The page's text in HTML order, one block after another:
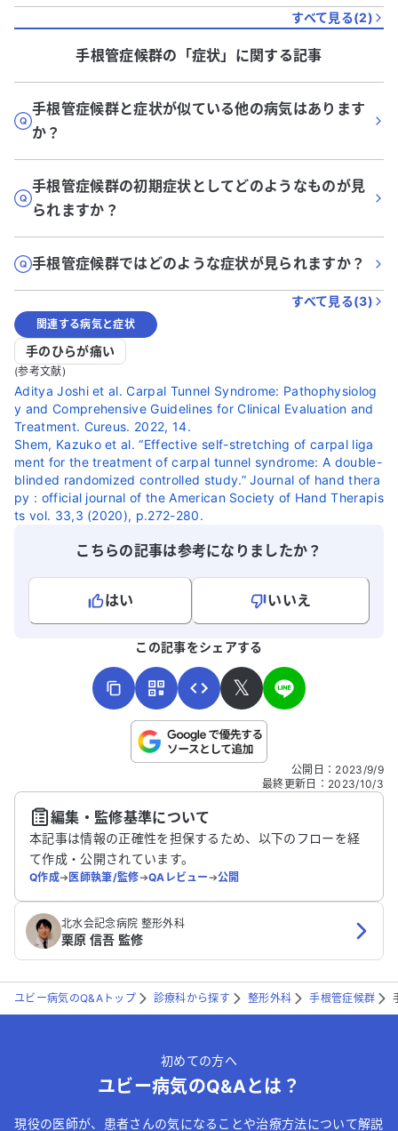
すべて見る(2)
手根管症候群の「症状」に関する記事
手根管症候群と症状が似ている他の病気はあります
か？
手根管症候群の初期症状としてどのようなものが見
られますか？
手根管症候群ではどのような症状が見られますか？
すべて見る(3)
関連する病気と症状
手のひらが痛い
(参考文献)
Aditya Joshi et al. Carpal Tunnel Syndrome: Pathophysiolog
y and Comprehensive Guidelines for Clinical Evaluation and
Treatment. Cureus. 2022, 14.
Shem, Kazuko et al. “Effective self-stretching of carpal liga
ment for the treatment of carpal tunnel syndrome: A double-
blinded randomized controlled study.” Journal of hand thera
py : official journal of the American Society of Hand Therapis
ts vol. 33,3 (2020), p.272-280.
こちらの記事は参考になりましたか？
はい
いいえ
こちらは送信専用のフォームです。氏名やご自身の病気の詳細な
送信する
この記事をシェアする
𝕏
公開日 ： 2023/9/9
最終更新日 ： 2023/10/3
編集・監修基準について
本記事は情報の正確性を担保するため、以下のフローを経
て作成・公開されています。
Q作成➔医師執筆/監修➔QAレビュー➔公開
北水会記念病院 整形外科
栗原 信吾 監修
ユビー病気のQ&Aトップ 診療科から探す 整形外科 手根管症候群
初めての方へ
ユビー病気のQ&Aとは？
現役の医師が、患者さんの気になることや治療方法について解説